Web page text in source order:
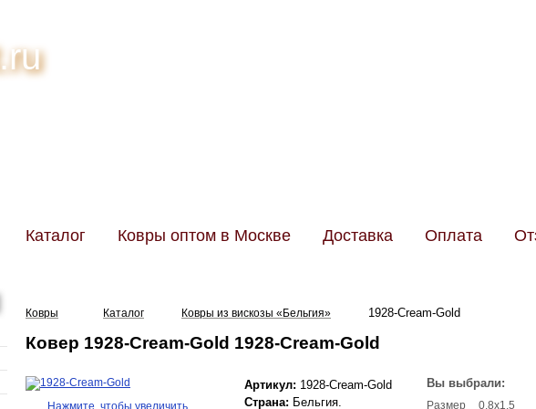
Каталог Ковры оптом в Москве Доставка Оплата
Ковры Каталог Ковры из вискозы «Бельгия» 1928-Cream-Gold
Ковер 1928-Cream-Gold 1928-Cream-Gold
Нажмите, чтобы увеличить
Артикул: 1928-Cream-Gold
Страна: Бельгия.
Вы выбрали:
Размер 0.8x1.5